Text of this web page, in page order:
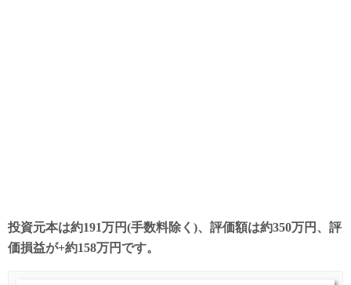
投資元本は約191万円(手数料除く)、評価額は約350万円、評
価損益が+約158万円です。